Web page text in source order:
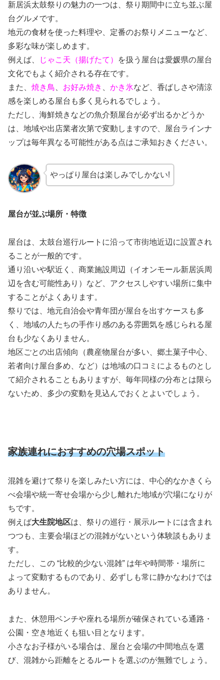
新居浜太鼓祭りの魅力の一つは、祭り期間中に立ち並ぶ屋
台グルメです。
地元の食材を使った料理や、定番のお祭りメニューなど、
多彩な味が楽しめます。
例えば、
じゃこ天（揚げたて）
を扱う屋台は愛媛県の屋台
文化でもよく紹介される存在です。
また、 焼き鳥 お好み焼き かき氷など、香ばしさや清涼
感を楽しめる屋台も多く見られるでしょう。
ただし、海鮮焼きなどの魚介類屋台が必ず出るかどうか
は、地域や出店業者次第で変動しますので、屋台ラインナ
ップは毎年異なる可能性がある点はご承知おきください。
やっぱり屋台は楽しみでしかない!
屋台が並ぶ場所・特徴
屋台は、太鼓台巡行ルートに沿って市街地近辺に設置され
ることが一般的です。
通り沿いや駅近く、商業施設周辺（イオンモール新居浜周
辺を含む可能性あり）など、アクセスしやすい場所に集中
することがよくあります。
祭りでは、地元自治会や青年団が屋台を出すケースも多
く、地域の人たちの手作り感のある雰囲気を感じられる屋
台も少なくありません。
地区ごとの出店傾向（農産物屋台が多い、郷土菓子中心、
若者向け屋台多め、など）は地域の口コミによるものとし
て紹介されることもありますが、毎年同様の分布とは限ら
ないため、多少の変動を見込んでおくとよいでしょう。
家族連れにおすすめの穴場スポット
混雑を避けて祭りを楽しみたい方には、中心的なかきくら
べ会場や統一寄せ会場から少し離れた地域が穴場になりが
ちです。
例えば大生院地区は、祭りの巡行・展示ルートには含まれ
つつも、主要会場ほどの混雑がないという体験談もありま
す。
ただし、この “比較的少ない混雑” は年や時間帯・場所に
よって変動するものであり、必ずしも常に静かなわけでは
ありません。
また、休憩用ベンチや座れる場所が確保されている通路・
公園・空き地近くも狙い目となります。
小さなお子様がいる場合は、屋台と会場の中間地点を選
び、混雑から距離をとるルートを選ぶのが無難でしょう。